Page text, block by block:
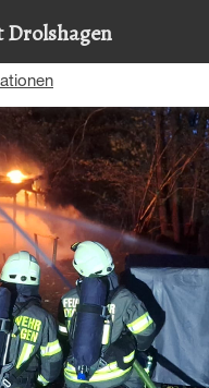
Funktionalität
Drolshagen